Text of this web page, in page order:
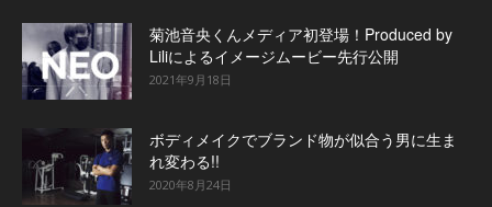
菊池音央くんメディア初登場！Produced by
Liliによるイメージムービー先行公開
2021年9月18日
ボディメイクでブランド物が似合う男に生ま
れ変わる!!
2020年8月24日